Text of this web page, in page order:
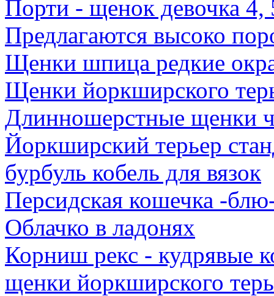
Порти - щенок девочка
Предлагаются высоко
Щенки шпица редкие
Щенки йоркширского
Длинношерстные щенки
Йоркширский терьер
бурбуль кобель для вязок
Персидская кошечка -
Облачко в ладонях
Корниш рекс - кудрявые
щенки йоркширского